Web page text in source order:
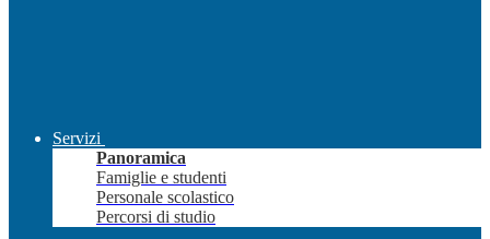
Servizi
Panoramica
Famiglie e studenti
Personale scolastico
Percorsi di studio